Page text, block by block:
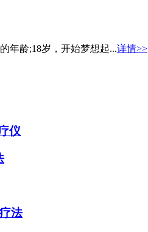
年龄;18岁，开始梦想起...详情>>
仪
法